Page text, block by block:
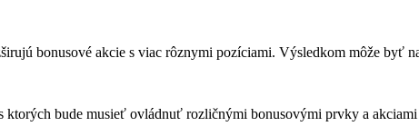
bonusové akcie s viac rôznymi pozíciami. Výsledkom môže byť
ktorých bude musieť ovládnuť rozličnými bonusovými prvky a